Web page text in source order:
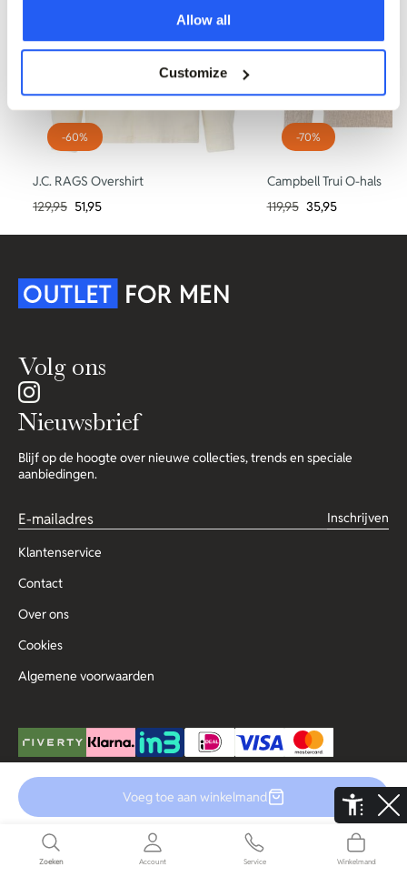
Allow all
Customize
Voeg toe aan winkelmand
-60%
J.C. RAGS Overshirt
129,95 51,95
-70%
Campbell Trui O-hals
119,95 35,95
Volg ons
Nieuwsbrief
Blijf op de hoogte over nieuwe collecties, trends en speciale
aanbiedingen.
Inschrijven
Klantenservice
Contact
Over ons
Cookies
Algemene voorwaarden
© Copyright 2025 Outlet for Men De Aaldor 13, 4191 PC, Geldermalsen
Zoeken Account Service Winkelmand